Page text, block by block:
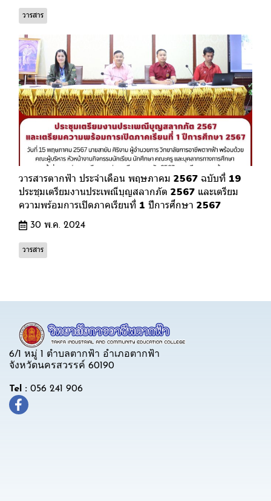
วารสาร
วารสารตากฟ้า ประจำเดือน พฤษภาคม 2567 ฉบับที่ 19
ประชุมเตรียมงานประเพณีบุญสลากภัต 2567 และเตรียม
ความพร้อมการเปิดภาคเรียนที่ 1 ปีการศึกษา 2567
30 พ.ค. 2024
วารสาร
6/1 หมู่ 1 ตำบลตากฟ้า อำเภอตากฟ้า
จังหวัดนครสวรรค์ 60190
Tel : 056 241 906